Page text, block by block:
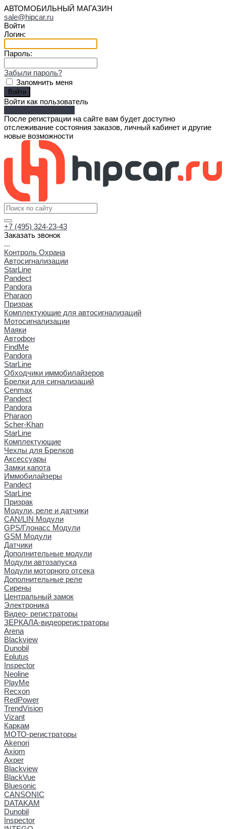
АВТОМОБИЛЬНЫЙ МАГАЗИН
sale@hipcar.ru
Войти
Логин:
Пароль:
Забыли пароль?
Запомнить меня
Войти как пользователь
После регистрации на сайте вам будет доступно
отслеживание состояния заказов, личный кабинет и другие
новые возможности
+7 (495) 324-23-43
Заказать звонок
...
Контроль Охрана
Автосигнализации
StarLine
Pandect
Pandora
Pharaon
Призрак
Комплектующие для автосигнализаций
Мотосигнализации
Маяки
Автофон
FindMe
Pandora
StarLine
Обходчики иммобилайзеров
Брелки для сигнализаций
Cenmax
Pandect
Pandora
Pharaon
Scher-Khan
StarLine
Комплектующие
Чехлы для Брелков
Аксессуары
Замки капота
Иммобилайзеры
Pandect
StarLine
Призрак
Модули, реле и датчики
CAN/LIN Модули
GPS/Глонасс Модули
GSM Модули
Датчики
Дополнительные модули
Модули автозапуска
Модули моторного отсека
Дополнительные реле
Сирены
Центральный замок
Электроника
Видео- регистраторы
ЗЕРКАЛА-видеорегистраторы
Arena
Blackview
Dunobil
Eplutus
Inspector
Neoline
PlayMe
Recxon
RedPower
TrendVision
Vizant
Каркам
МОТО-регистраторы
Akenori
Axiom
Axper
Blackview
BlackVue
Bluesonic
CANSONIC
DATAKAM
Dunobil
Inspector